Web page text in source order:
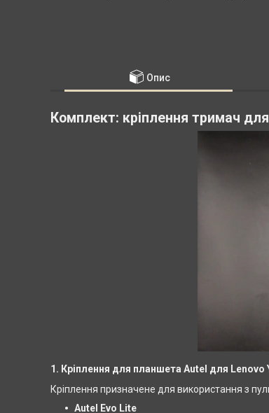
Опис
Комплект: кріплення тримач
1. Кріплення для планшета Autel для Lenovo
Кріплення призначене для використання з
Autel Evo Lite